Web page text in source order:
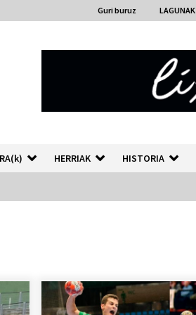
Guri buruz LAGUNAK
HERRIAK HISTORIA